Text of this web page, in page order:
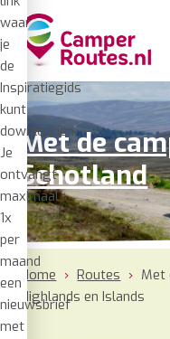
waar
je
de
Inspiratiegids
kunt
downloaden.
Je
ontvangt
maximaal
1x
per
maand
een
nieuwsbrief
met
Met de
Schotland
Home › Routes › Met
Highlands en Islands